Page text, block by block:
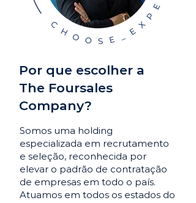
Por que escolher a
The Foursales
Company?
Somos uma holding
especializada em recrutamento
e seleção, reconhecida por
elevar o padrão de contratação
de empresas em todo o país.
Atuamos em todos os estados do